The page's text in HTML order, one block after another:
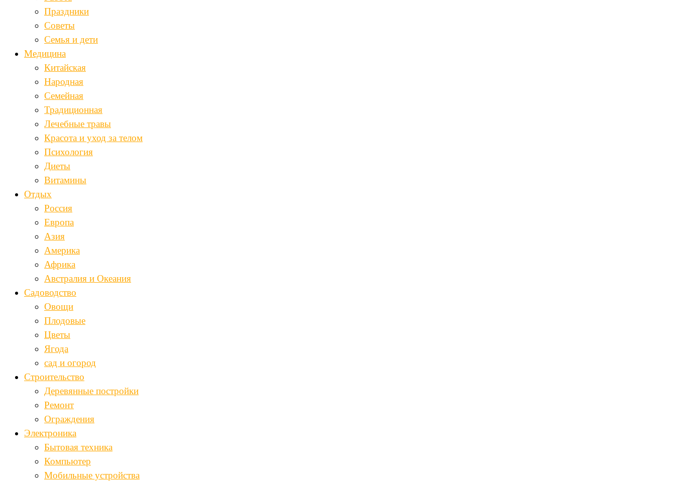
Праздники
Советы
Семья и дети
Медицина
Китайская
Народная
Семейная
Традиционная
Лечебные травы
Красота и уход за телом
Психология
Диеты
Витамины
Отдых
Россия
Европа
Азия
Америка
Африка
Австралия и Океания
Садоводство
Овощи
Плодовые
Цветы
Ягода
сад и огород
Строительство
Деревянные постройки
Ремонт
Ограждения
Электроника
Бытовая техника
Компьютер
Мобильные устройства